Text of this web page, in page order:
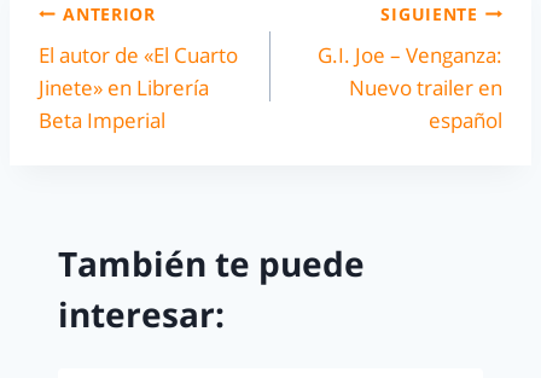
ANTERIOR
El autor de «El Cuarto
Jinete» en Librería
Beta Imperial
SIGUIENTE
G.I. Joe – Venganza:
Nuevo trailer en
español
También te puede
interesar: